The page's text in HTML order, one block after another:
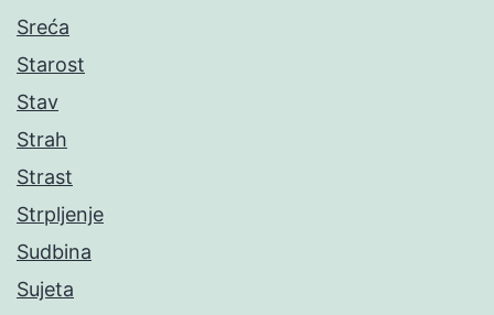
Sreća
Starost
Stav
Strah
Strast
Strpljenje
Sudbina
Sujeta